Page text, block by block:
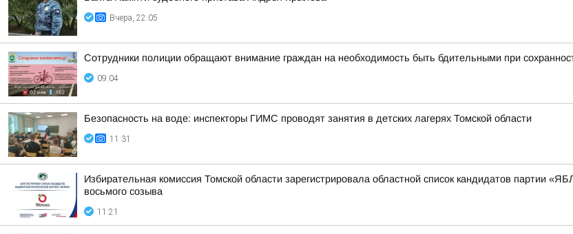
Вчера, 22:05
Сотрудники полиции обращают внимание граждан на необходимость быть бдительными при
09:04
Безопасность на воде: инспекторы ГИМС проводят занятия в детских лагерях Томской области
11:31
Избирательная комиссия Томской области зарегистрировала областной список кандидатов партии
восьмого созыва
11:21